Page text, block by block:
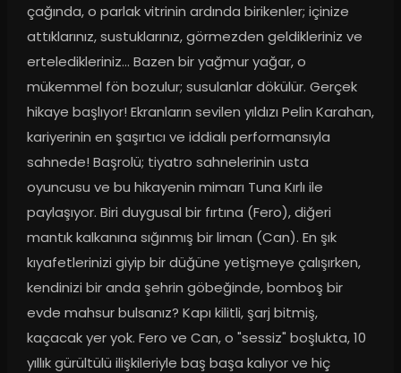
çağında, o parlak vitrinin ardında birikenler; içinize
attıklarınız, sustuklarınız, görmezden geldikleriniz ve
erteledikleriniz… Bazen bir yağmur yağar, o
mükemmel fön bozulur; susulanlar dökülür. Gerçek
hikaye başlıyor! Ekranların sevilen yıldızı Pelin Karahan,
kariyerinin en şaşırtıcı ve iddialı performansıyla
sahnede! Başrolü; tiyatro sahnelerinin usta
oyuncusu ve bu hikayenin mimarı Tuna Kırlı ile
paylaşıyor. Biri duygusal bir fırtına (Fero), diğeri
mantık kalkanına sığınmış bir liman (Can). En şık
kıyafetlerinizi giyip bir düğüne yetişmeye çalışırken,
kendinizi bir anda şehrin göbeğinde, bomboş bir
evde mahsur bulsanız? Kapı kilitli, şarj bitmiş,
kaçacak yer yok. Fero ve Can, o "sessiz" boşlukta, 10
yıllık gürültülü ilişkileriyle baş başa kalıyor ve hiç